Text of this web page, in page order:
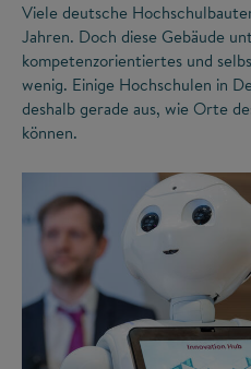
Viele deutsche
Jahren. Doch diese Gebäude
kompetenzorientiertes und
wenig. Einige Hochschulen in
deshalb gerade aus, wie Orte
können.